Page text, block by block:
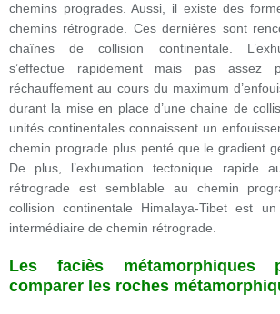
chemins progrades. Aussi, il existe des
chemins rétrograde. Ces dernières sont
chaînes de collision continentale.
s’effectue rapidement mais pas assez
réchauffement au cours du maximum
durant la mise en place d’une chaine de
unités continentales connaissent un
chemin prograde plus penté que le gradient
De plus, l’exhumation tectonique rapide
rétrograde est semblable au chemin
collision continentale Himalaya-Tibet est
intermédiaire de chemin rétrograde.
Les faciès métamorphiques
comparer les roches